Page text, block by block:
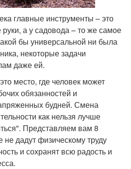
главные инструменты – это
а у садовода – то же самое
бы универсальной ни была
некоторые задачи
даже ей.
место, где человек может
обязанностей и
будней. Смена
как нельзя лучше
Представляем вам 8
не дадут физическому труду
и сохранят всю радость и